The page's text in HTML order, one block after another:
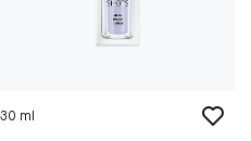
30 ml